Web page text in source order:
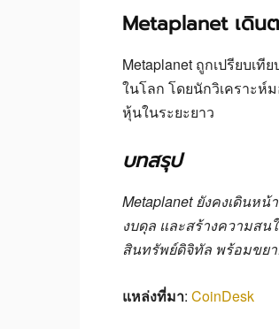
Metaplanet เดิน
Metaplanet ถูกเปรียบเที
ในโลก โดยนักวิเคราะห์
หุ้นในระยะยาว
บทสรุป
Metaplanet ยังคงเดินหน้
งบดุล และสร้างความส
สินทรัพย์ดิจิทัล พร้อมขย
แหล่งที่มา: CoinDesk